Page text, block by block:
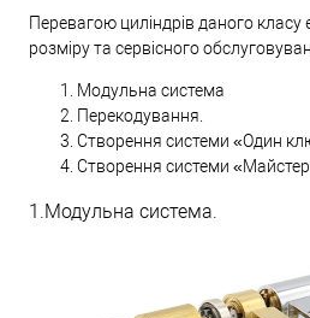
Перевагою циліндрів даного
розміру та сервісного
Модульна система
Перекодування.
Створення системи «Один
Створення системи
1.Модульна система.